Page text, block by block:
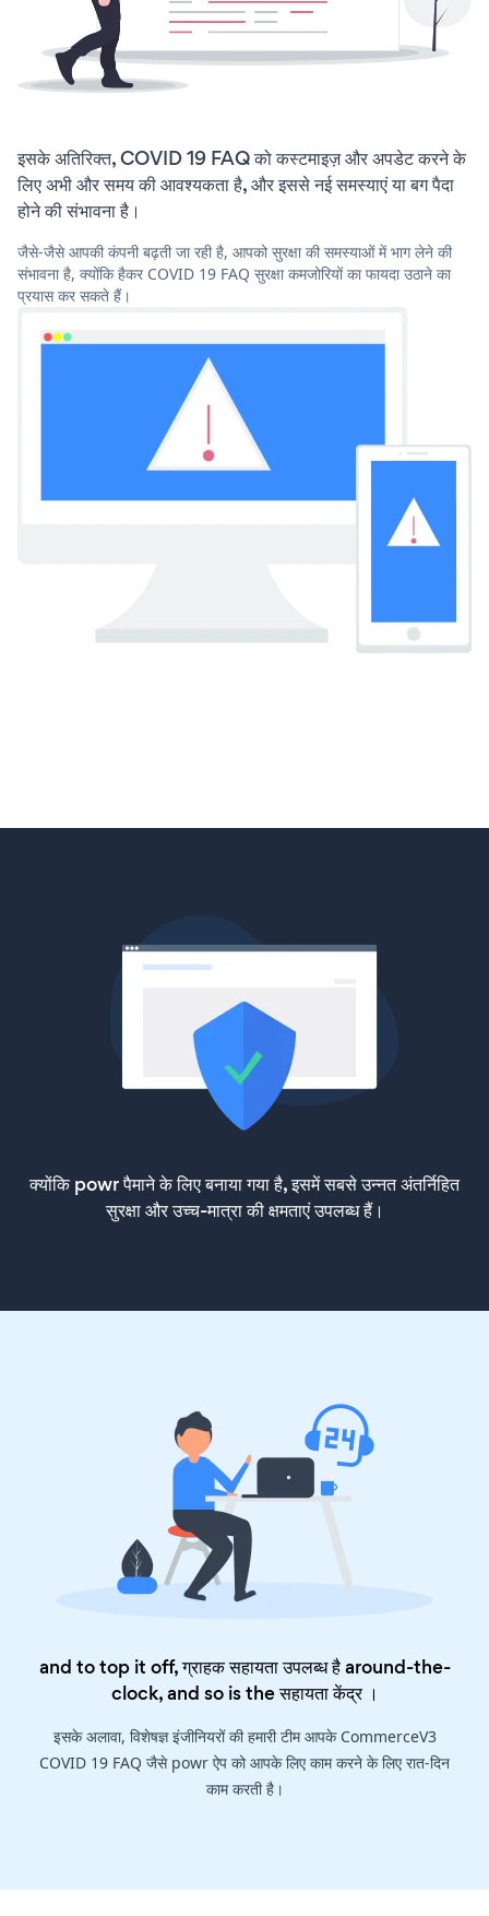
इसके अतिरिक्त, COVID 19 FAQ को कस्टमाइज़ और अपडेट करने के
लिए अभी और समय की आवश्यकता है, और इससे नई समस्याएं या बग पैदा
होने की संभावना है।
जैसे-जैसे आपकी कंपनी बढ़ती जा रही है, आपको सुरक्षा की समस्याओं में भाग लेने की
संभावना है, क्योंकि हैकर COVID 19 FAQ सुरक्षा कमजोरियों का फायदा उठाने का
प्रयास कर सकते हैं।
क्योंकि powr पैमाने के लिए बनाया गया है, इसमें सबसे उन्नत अंतर्निहित
सुरक्षा और उच्च-मात्रा की क्षमताएं उपलब्ध हैं।
and to top it off, ग्राहक सहायता उपलब्ध है around-the-
clock, and so is theसहायता केंद्र।
इसके अलावा, विशेषज्ञ इंजीनियरों की हमारी टीम आपके CommerceV3
COVID 19 FAQ जैसे powr ऐप को आपके लिए काम करने के लिए रात-दिन
काम करती है।